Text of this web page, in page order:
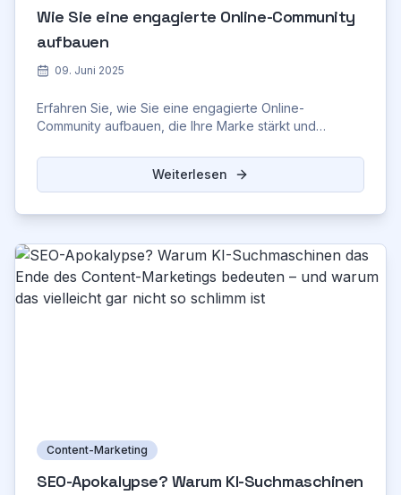
Wie Sie eine engagierte Online-Community
aufbauen
09. Juni 2025
Erfahren Sie, wie Sie eine engagierte Online-
Community aufbauen, die Ihre Marke stärkt und
Weiterlesen
Content-Marketing
SEO-Apokalypse? Warum KI-Suchmaschinen